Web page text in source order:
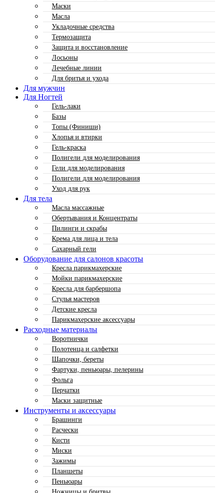
Маски
Масла
Укладочные средства
Термозащита
Защита и восстановление
Лосьоны
Лечебные линии
Для бритья и ухода
Для мужчин
Для Ногтей
Гель-лаки
Базы
Топы (Финиши)
Хлопья и втирки
Гель-краска
Полигели для моделирования
Гели для моделирования
Полигели для моделирования
Уход для рук
Для тела
Масла массажные
Обертывания и Концентраты
Пилинги и скрабы
Крема для лица и тела
Сахарный гели
Оборудование для салонов красоты
Кресла парикмахерские
Мойки парикмахерские
Кресла для барбершопа
Стулья мастеров
Детские кресла
Парикмахерские аксессуары
Расходные материалы
Воротнички
Полотенца и салфетки
Шапочки, береты
Фартуки, пеньюары, пелерины
Фольга
Перчатки
Маски защитные
Инструменты и аксессуары
Брашинги
Расчески
Кисти
Миски
Зажимы
Планшеты
Пеньюары